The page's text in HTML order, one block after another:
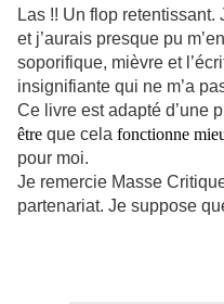
Las !! Un flop retentissant.
et j’aurais presque pu
soporifique, mièvre et
insignifiante qui ne m’a
Ce livre est adapté d’une
être que cela fonctionne
pour moi.
Je remercie Masse
partenariat. Je suppose